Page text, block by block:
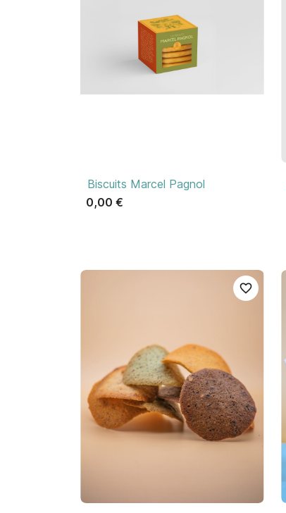
Aperçu rapide
Biscuits Marcel Pagnol
0,00 €
favorite_border